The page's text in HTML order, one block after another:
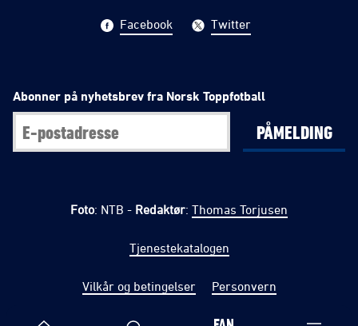
Facebook Twitter
Abonner på nyhetsbrev fra Norsk Toppfotball
PÅMELDING
Foto: NTB - Redaktør: Thomas Torjusen
Tjenestekatalogen
Vilkår og betingelser Personvern